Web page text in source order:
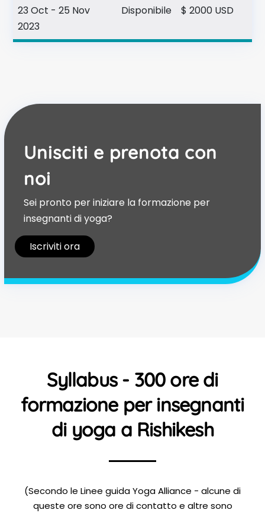
23 Oct - 25 Nov
2023
Disponibile $ 2000 USD
Unisciti e prenota con
noi
Sei pronto per iniziare la formazione per
insegnanti di yoga?
Iscriviti ora
Syllabus - 300 ore di
formazione per insegnanti
di yoga a Rishikesh
(Secondo le Linee guida Yoga Alliance - alcune di
queste ore sono ore di contatto e altre sono